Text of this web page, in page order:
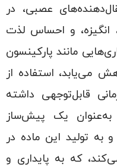
عصبی، در
انگیزه، و احساس لذت
مانند پارکینسون
می‌یابد، استفاده از
قابل‌توجهی داشته
یک پیش‌ساز
تولید این ماده در
که به پایداری و